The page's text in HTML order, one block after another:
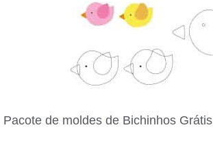
Pacote de moldes de Bichinhos Grátis